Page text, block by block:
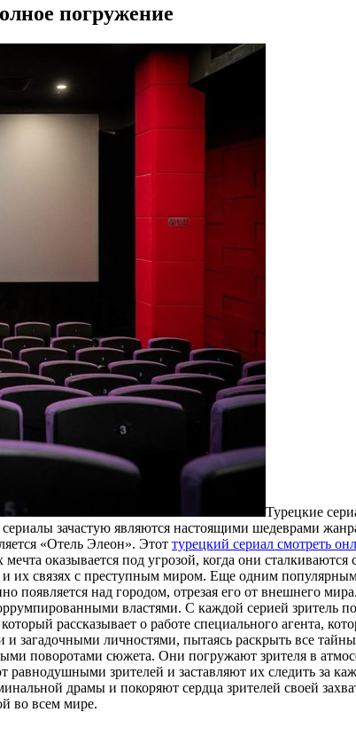
погружение
Турeцкиe
зачастую являются настоящими шедеврами
«Отель Элеон». Этот турецкий сериал смотреть
оказывается под угрозой, когда они
и их связях с преступным миром. Еще одним
появляется над городом, отрезая его от внешнего
властями. С каждой серией зритель
рассказывает о работе специального агента,
загадочными личностями, пытаясь раскрыть все
поворотами сюжета. Они погружают зрителя в
зрителей и заставляют их следить за
драмы и покоряют сердца зрителей своей
во всем мире.